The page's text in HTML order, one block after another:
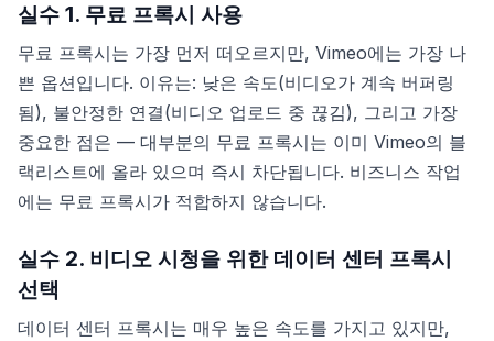
실수 1. 무료 프록시 사용
무료 프록시는 가장 먼저 떠오르지만, Vimeo에는 가장 나
쁜 옵션입니다. 이유는: 낮은 속도(비디오가 계속 버퍼링
됨), 불안정한 연결(비디오 업로드 중 끊김), 그리고 가장
중요한 점은 — 대부분의 무료 프록시는 이미 Vimeo의 블
랙리스트에 올라 있으며 즉시 차단됩니다. 비즈니스 작업
에는 무료 프록시가 적합하지 않습니다.
실수 2. 비디오 시청을 위한 데이터 센터 프록시
선택
데이터 센터 프록시는 매우 높은 속도를 가지고 있지만,